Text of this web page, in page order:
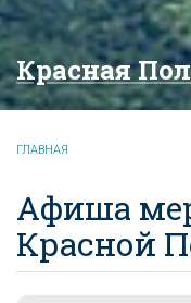
Красная
ГЛАВНАЯ
Афиша
Красной